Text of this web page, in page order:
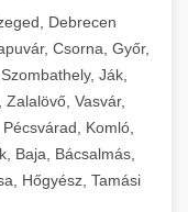
Debrecen
Csorna, Győr,
Ják,
Vasvár,
Komló,
Baja, Bácsalmás,
Hőgyész, Tamási